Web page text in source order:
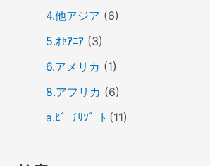
4.他アジア (6)
5.ｵｾｱﾆｱ(3)
6.アメリカ (1)
8.アフリカ (6)
a.ﾋﾞｰﾁﾘｿﾞｰﾄ (11)